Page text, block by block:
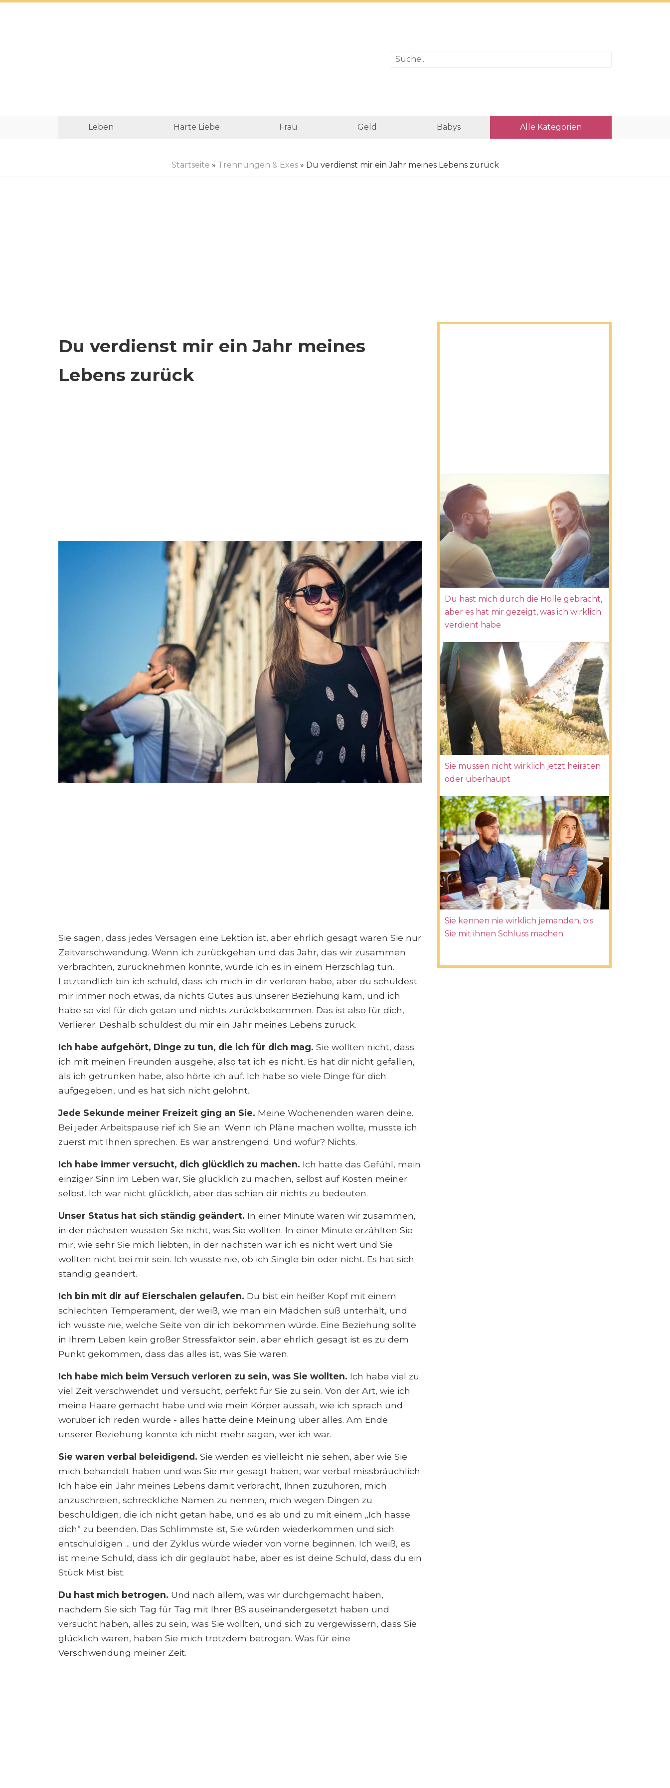
Leben Harte Liebe Frau Geld Babys Alle Kategorien
Startseite » Trennungen & Exes» Du verdienst mir ein Jahr meines Lebens zurück
Du verdienst mir ein Jahr meines
Lebens zurück
Sie sagen, dass jedes Versagen eine Lektion ist, aber ehrlich gesagt waren Sie nur
Zeitverschwendung. Wenn ich zurückgehen und das Jahr, das wir zusammen
verbrachten, zurücknehmen konnte, würde ich es in einem Herzschlag tun.
Letztendlich bin ich schuld, dass ich mich in dir verloren habe, aber du schuldest
mir immer noch etwas, da nichts Gutes aus unserer Beziehung kam, und ich
habe so viel für dich getan und nichts zurückbekommen. Das ist also für dich,
Verlierer. Deshalb schuldest du mir ein Jahr meines Lebens zurück.
Ich habe aufgehört, Dinge zu tun, die ich für dich mag. Sie wollten nicht, dass
ich mit meinen Freunden ausgehe, also tat ich es nicht. Es hat dir nicht gefallen,
als ich getrunken habe, also hörte ich auf. Ich habe so viele Dinge für dich
aufgegeben, und es hat sich nicht gelohnt.
Jede Sekunde meiner Freizeit ging an Sie. Meine Wochenenden waren deine.
Bei jeder Arbeitspause rief ich Sie an. Wenn ich Pläne machen wollte, musste ich
zuerst mit Ihnen sprechen. Es war anstrengend. Und wofür? Nichts.
Ich habe immer versucht, dich glücklich zu machen. Ich hatte das Gefühl, mein
einziger Sinn im Leben war, Sie glücklich zu machen, selbst auf Kosten meiner
selbst. Ich war nicht glücklich, aber das schien dir nichts zu bedeuten.
Unser Status hat sich ständig geändert. In einer Minute waren wir zusammen,
in der nächsten wussten Sie nicht, was Sie wollten. In einer Minute erzählten Sie
mir, wie sehr Sie mich liebten, in der nächsten war ich es nicht wert und Sie
wollten nicht bei mir sein. Ich wusste nie, ob ich Single bin oder nicht. Es hat sich
ständig geändert.
Ich bin mit dir auf Eierschalen gelaufen. Du bist ein heißer Kopf mit einem
schlechten Temperament, der weiß, wie man ein Mädchen süß unterhält, und
ich wusste nie, welche Seite von dir ich bekommen würde. Eine Beziehung sollte
in Ihrem Leben kein großer Stressfaktor sein, aber ehrlich gesagt ist es zu dem
Punkt gekommen, dass das alles ist, was Sie waren.
Ich habe mich beim Versuch verloren zu sein, was Sie wollten. Ich habe viel zu
viel Zeit verschwendet und versucht, perfekt für Sie zu sein. Von der Art, wie ich
meine Haare gemacht habe und wie mein Körper aussah, wie ich sprach und
worüber ich reden würde - alles hatte deine Meinung über alles. Am Ende
unserer Beziehung konnte ich nicht mehr sagen, wer ich war.
Sie waren verbal beleidigend. Sie werden es vielleicht nie sehen, aber wie Sie
mich behandelt haben und was Sie mir gesagt haben, war verbal missbräuchlich.
Ich habe ein Jahr meines Lebens damit verbracht, Ihnen zuzuhören, mich
anzuschreien, schreckliche Namen zu nennen, mich wegen Dingen zu
beschuldigen, die ich nicht getan habe, und es ab und zu mit einem „Ich hasse
dich“ zu beenden. Das Schlimmste ist, Sie würden wiederkommen und sich
entschuldigen ... und der Zyklus würde wieder von vorne beginnen. Ich weiß, es
ist meine Schuld, dass ich dir geglaubt habe, aber es ist deine Schuld, dass du ein
Stück Mist bist.
Du hast mich betrogen. Und nach allem, was wir durchgemacht haben,
nachdem Sie sich Tag für Tag mit Ihrer BS auseinandergesetzt haben und
versucht haben, alles zu sein, was Sie wollten, und sich zu vergewissern, dass Sie
glücklich waren, haben Sie mich trotzdem betrogen. Was für eine
Verschwendung meiner Zeit.
Du hast mich durch die Hölle gebracht,
aber es hat mir gezeigt, was ich wirklich
verdient habe
Sie müssen nicht wirklich jetzt heiraten
oder überhaupt
Sie kennen nie wirklich jemanden, bis
Sie mit ihnen Schluss machen